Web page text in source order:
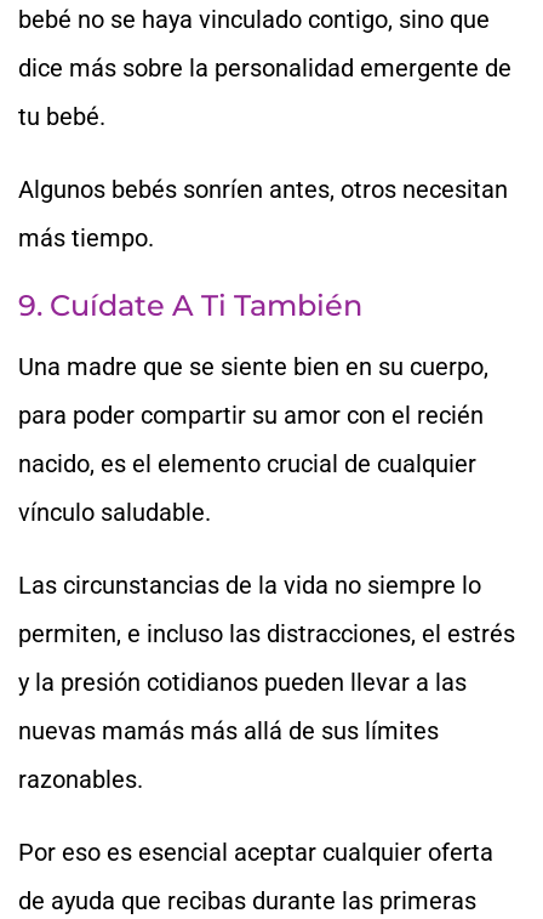
bebé no se haya vinculado contigo, sino que
dice más sobre la personalidad emergente de
tu bebé.
Algunos bebés sonríen antes, otros necesitan
más tiempo.
9. Cuídate A Ti También
Una madre que se siente bien en su cuerpo,
para poder compartir su amor con el recién
nacido, es el elemento crucial de cualquier
vínculo saludable.
Las circunstancias de la vida no siempre lo
permiten, e incluso las distracciones, el estrés
y la presión cotidianos pueden llevar a las
nuevas mamás más allá de sus límites
razonables.
Por eso es esencial aceptar cualquier oferta
de ayuda que recibas durante las primeras